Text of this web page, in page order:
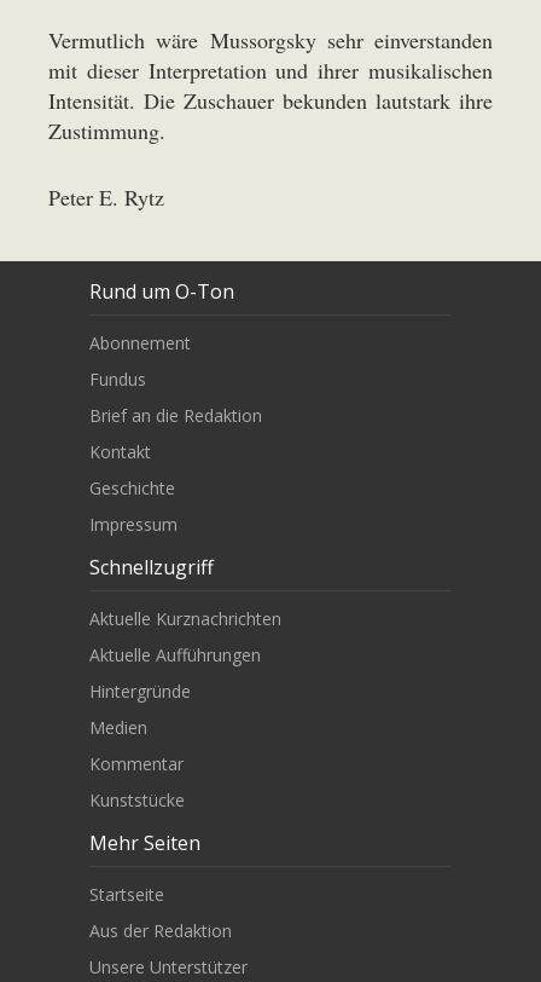
Vermutlich wäre Mussorgsky sehr einverstanden
mit dieser Interpretation und ihrer musikalischen
Intensität. Die Zuschauer bekunden lautstark ihre
Zustimmung.
Peter E. Rytz
Rund um O-Ton
Abonnement
Fundus
Brief an die Redaktion
Kontakt
Geschichte
Impressum
Schnellzugriff
Aktuelle Kurznachrichten
Aktuelle Aufführungen
Hintergründe
Medien
Kommentar
Kunststücke
Mehr Seiten
Startseite
Aus der Redaktion
Unsere Unterstützer